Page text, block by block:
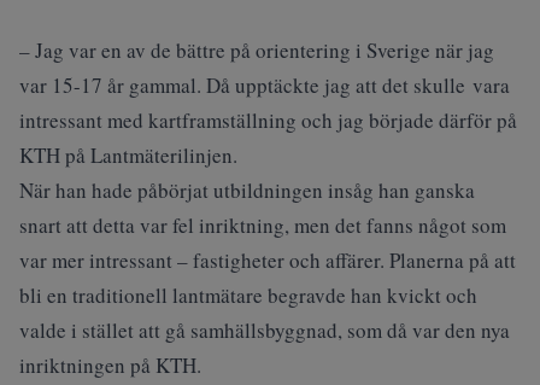
– Jag var en av de bättre på orientering i Sverige när jag
var 15-17 år gammal. Då upptäckte jag att det skulle vara
intressant med kartframställning och jag började därför på
KTH på Lantmäterilinjen.
När han hade påbörjat utbildningen insåg han ganska
snart att detta var fel inriktning, men det fanns något som
var mer intressant – fastigheter och affärer. Planerna på att
bli en traditionell lantmätare begravde han kvickt och
valde i stället att gå samhällsbyggnad, som då var den nya
inriktningen på KTH.